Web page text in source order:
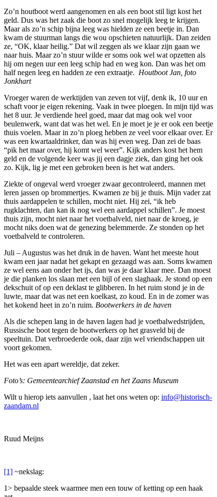
Zo’n houtboot werd aangenomen en als een boot stil ligt kost het
geld. Dus was het zaak die boot zo snel mogelijk leeg te krijgen.
Maar als zo’n schip bijna leeg was hielden ze een beetje in. Dan
kwam de stuurman langs die wou opschieten natuurlijk. Dan zeiden
ze, “OK, klaar heilig.” Dat wil zeggen als we klaar zijn gaan we
naar huis. Maar zo’n stuur wilde er soms ook wel wat opzetten als
hij om negen uur een leeg schip had en weg kon. Dan was het om
half negen leeg en hadden ze een extraatje. Houtboot Jan, foto
Jonkhart
Vroeger waren de werktijden van zeven tot vijf, denk ik, 10 uur en
schaft voor je eigen rekening. Vaak in twee ploegen. In mijn tijd was
het 8 uur. Je verdiende heel goed, maar dat mag ook wel voor
beulenwerk, want dat was het wel. En je moet je je er ook een beetje
thuis voelen. Maar in zo’n ploeg hebben ze veel voor elkaar over. Er
was een kwartaaldrinker, dan was hij even weg. Dan zei de baas
“pik het maar over, hij komt wel weer”. Kijk anders kost het hem
geld en de volgende keer was jij een dagje ziek, dan ging het ook
zo. Kijk, lig je met een gebroken been is het wat anders.
Ziekte of ongeval werd vroeger zwaar gecontroleerd, mannen met
leren jassen op brommertjes. Kwamen ze bij je thuis. Mijn vader zat
thuis aardappelen te schillen, mocht niet. Hij zei, “ik heb
rugklachten, dan kan ik nog wel een aardappel schillen”. Je moest
thuis zijn, mocht niet naar het voetbalveld, niet naar de kroeg, je
mocht niks doen wat de genezing belemmerde. Ze stonden op het
voetbalveld te controleren.
Juli – Augustus was het druk in de haven. Want het meeste hout
kwam een jaar nadat het gekapt en gezaagd was aan. Soms kwamen
ze wel eens aan onder het ijs, dan was je daar klaar mee. Dan moest
je die planken los slaan met een bijl of een slaghaak. Je stond op een
dekschuit of op een deklast te glibberen. In het ruim stond je in de
luwte, maar dat was net een koelkast, zo koud. En in de zomer was
het kokend heet in zo’n ruim. Bootwerkers in de haven
Als die schepen lang in de haven lagen had je voetbalwedstrijden,
Russische boot tegen de bootwerkers op het grasveld bij de
speeltuin. Dat verbroederde ook, daar zijn wel vriendschappen uit
voort gekomen.
Het was een apart wereldje, dat zeker.
Foto’s: Gemeentearchief Zaanstad en het Zaans Museum
Wilt u hierop iets aanvullen , laat het ons weten op: info@historisch-
zaandam.nl
Ruud Meijns
[1] ~nekslag:
1> bepaalde steek waarmee men een touw of ketting op een haak